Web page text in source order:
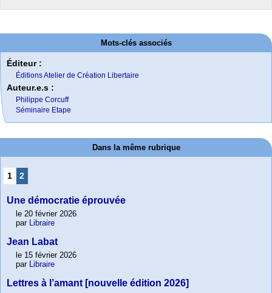
Mots-clés associés
Éditeur :
Éditions Atelier de Création Libertaire
Auteur.e.s :
Philippe Corcuff
Séminaire Etape
Dans la même rubrique
1 2
Une démocratie éprouvée
le 20 février 2026
par Libraire
Jean Labat
le 15 février 2026
par Libraire
Lettres à l’amant [nouvelle édition 2026]